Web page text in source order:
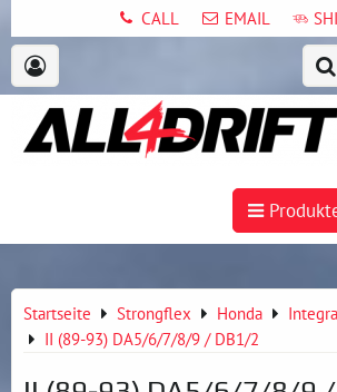
CALL EMAIL
Startseite Strongflex Honda
Integra
II (89-93) DA5/6/7/8/9 / DB1/2